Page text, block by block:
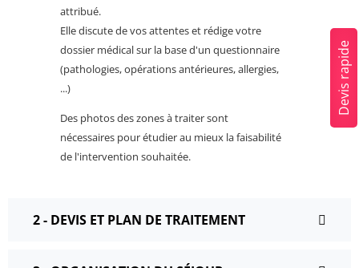
attribué.
Elle discute de vos attentes et rédige votre
dossier médical sur la base d'un questionnaire
(pathologies, opérations antérieures, allergies,
...)
Des photos des zones à traiter sont
nécessaires pour étudier au mieux la faisabilité
de l'intervention souhaitée.
2 - DEVIS ET PLAN DE TRAITEMENT
Devis rapide